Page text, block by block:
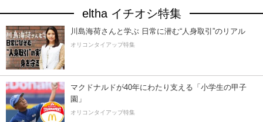
eltha イチオシ特集
川島海荷さんと学ぶ 日常に潜む“人身取引”のリアル
オリコンタイアップ特集
マクドナルドが40年にわたり支える「小学生の甲子
園」
オリコンタイアップ特集